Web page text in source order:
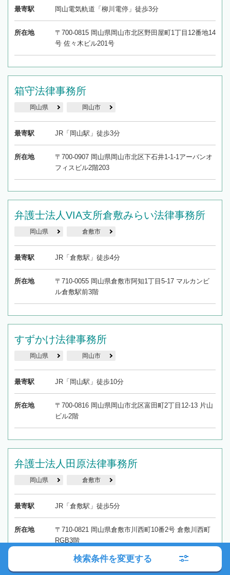
最寄駅 岡山電気軌道「柳川電停」徒歩3分
所在地
〒700-0815 岡山県岡山市北区野田屋町1丁目12番地14
号 佐々木ビル201号
箱守法律事務所
岡山県 岡山市
最寄駅 JR「岡山駅」徒歩3分
所在地
〒700-0907 岡山県岡山市北区下石井1-1-1アーバンオ
フィスビル2階203
弁護士法人VIA支所倉敷みらい法律事務所
岡山県 倉敷市
最寄駅 JR「倉敷駅」徒歩4分
所在地
〒710-0055 岡山県倉敷市阿知1丁目5-17 マルカンビ
ル倉敷駅前3階
すずかけ法律事務所
岡山県 岡山市
最寄駅 JR「岡山駅」徒歩10分
所在地
〒700-0816 岡山県岡山市北区富田町2丁目12-13 片山
ビル2階
弁護士法人田原法律事務所
岡山県 倉敷市
最寄駅 JR「倉敷駅」徒歩5分
所在地
〒710-0821 岡山県倉敷市川西町10番2号 倉敷川西町
RGB3階
検索条件を変更する